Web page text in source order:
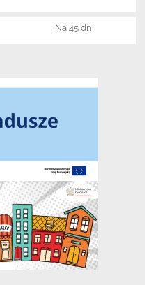
Na 45 dni